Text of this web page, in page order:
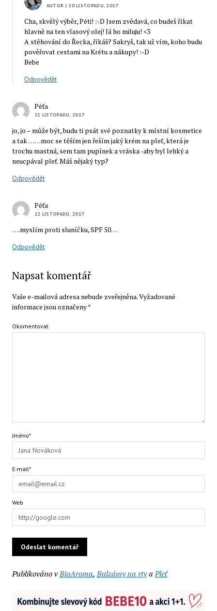
AUTOR | 20 LISTOPADU, 2017
Cha, skvělý výběr, Péti! :-D Jsem zvědavá, co budeš říkat
hlavně na ten vlasový olej! Já ho miluju! <3
A stěhování do Řecka, říkáš? Sakryš, tak už vím, koho budu
pověřovat cestami na Krétu a nákupy! :-D
Bebe
Odpovědět
Péťa
21 LISTOPADU, 2017
jo, jo – může být, budu ti psát své poznatky k místní kosmetice
a tak ……moc se těším jen řeším jaký krém na pleť, která je
trochu mastná, sem tam pupínek a vráska -aby byl lehký a
neucpával pleť. Máš nějaký typ?
Odpovědět
Péťa
22 LISTOPADU, 2017
….myslím proti sluníčku, SPF 50…
Odpovědět
Napsat komentář
Vaše e-mailová adresa nebude zveřejněna.Vyžadované
informace jsou označeny*
Okomentovat
Jméno*
E-mail*
Web
Publikováno vBioAroma,Balzámy na rtyaPleť